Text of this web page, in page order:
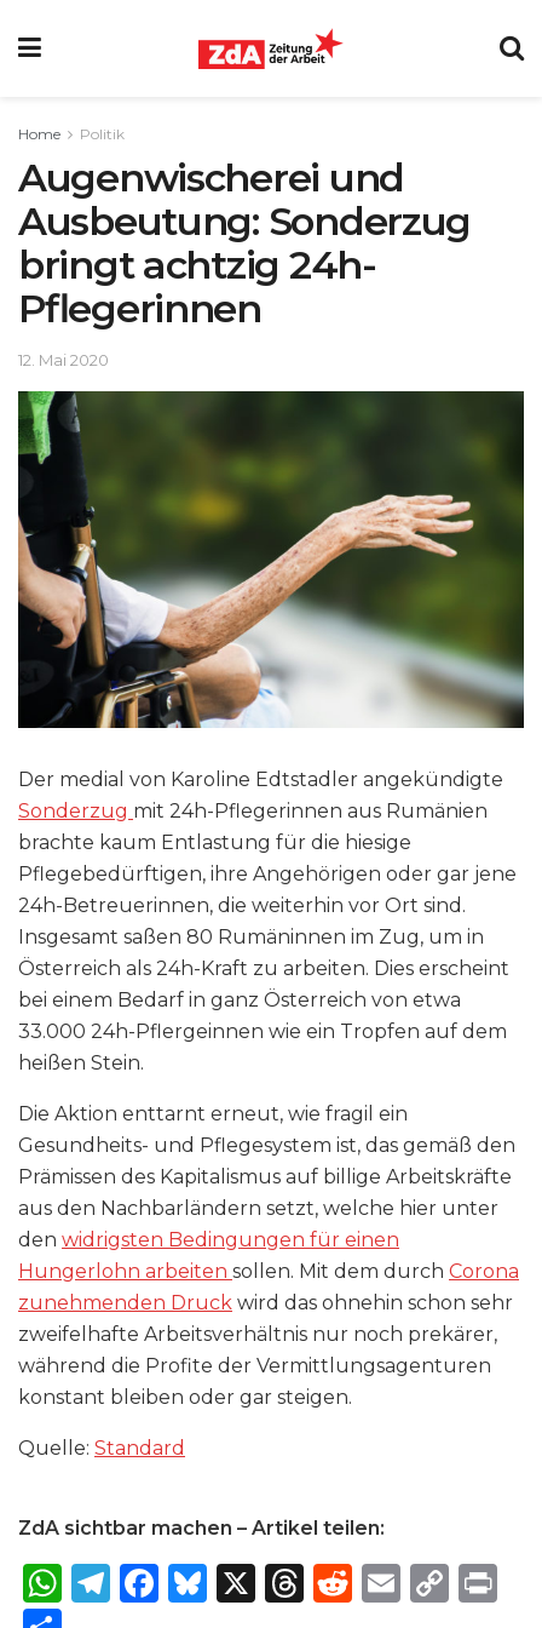
Home Politik
Augenwischerei und
Ausbeutung: Sonderzug
bringt achtzig 24h-
Pflegerinnen
12. Mai 2020
Der medial von Karoline Edtstadler angekündigte
Sonderzug mit 24h-Pflegerinnen aus Rumänien
brachte kaum Entlastung für die hiesige
Pflegebedürftigen, ihre Angehörigen oder gar jene
24h-Betreuerinnen, die weiterhin vor Ort sind.
Insgesamt saßen 80 Rumäninnen im Zug, um in
Österreich als 24h-Kraft zu arbeiten. Dies erscheint
bei einem Bedarf in ganz Österreich von etwa
33.000 24h-Pflergeinnen wie ein Tropfen auf dem
heißen Stein.
Die Aktion enttarnt erneut, wie fragil ein
Gesundheits- und Pflegesystem ist, das gemäß den
Prämissen des Kapitalismus auf billige Arbeitskräfte
aus den Nachbarländern setzt, welche hier unter
den widrigsten Bedingungen für einen
Hungerlohn arbeiten sollen. Mit dem durch Corona
zunehmenden Druck wird das ohnehin schon sehr
zweifelhafte Arbeitsverhältnis nur noch prekärer,
während die Profite der Vermittlungsagenturen
konstant bleiben oder gar steigen.
Quelle: Standard
ZdA sichtbar machen – Artikel teilen:
W T
F
B X
T
R
E
C